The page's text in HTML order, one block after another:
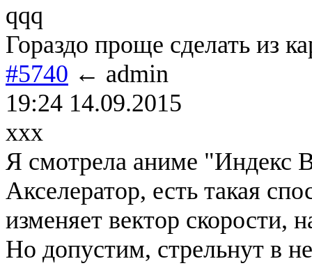
qqq
Гораздо проще сделать из
#5740 ← admin
19:24 14.09.2015
xxx
Я смотрела аниме "Индекс
Акселератор, есть такая
изменяет вектор скорости,
Но допустим, стрельнут в